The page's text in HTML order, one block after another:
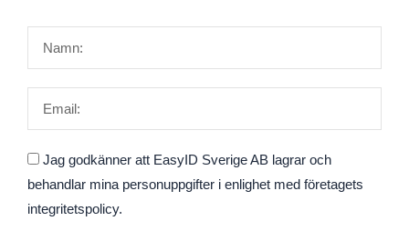
Godkännande
Jag godkänner att EasyID Sverige AB lagrar och
behandlar mina personuppgifter i enlighet med företagets
integritetspolicy.